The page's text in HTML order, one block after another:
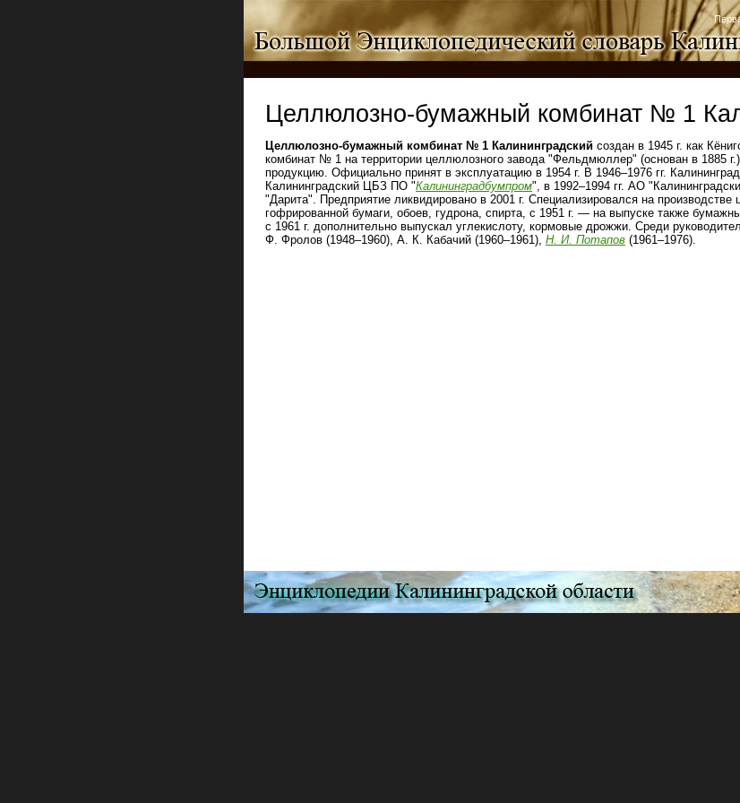
Целлюлозно-бумажный комбинат № 1
Целлюлозно-бумажный комбинат № 1 Калининградский создан в 1945 г. как
комбинат № 1 на территории целлюлозного завода "Фельдмюллер" (основан в 1885
продукцию. Официально принят в эксплуатацию в 1954 г. В 1946–1976 гг.
Калининградский ЦБЗ ПО "Калининградбумпром", в 1992–1994 гг. АО
"Дарита". Предприятие ликвидировано в 2001 г. Специализировался на
гофрированной бумаги, обоев, гудрона, спирта, с 1951 г. — на выпуске также
с 1961 г. дополнительно выпускал углекислоту, кормовые дрожжи. Среди
Ф. Фролов (1948–1960), А. К. Кабачий (1960–1961), Н. И. Потапов (1961–1976).